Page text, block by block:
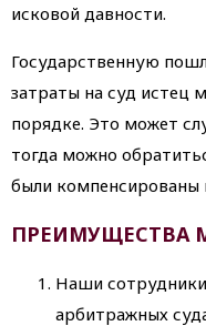
исковой давности.
Государственную
затраты на суд истец
порядке. Это может
тогда можно
были компенсированы
ПРЕИМУЩЕСТВА
Наши
арбитражных